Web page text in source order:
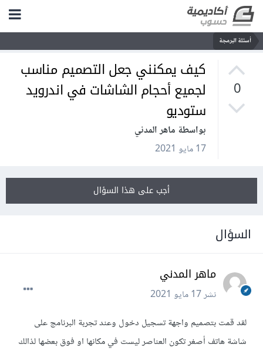
أسئلة البرمجة
0
كيف يمكنني جعل التصميم مناسب
لجميع أحجام الشاشات في اندرويد
ستوديو
بواسطة ماهر المدني
17 مايو 2021
أجب على هذا السؤال
السؤال
ماهر المدني
نشر17 مايو 2021
لقد قمت بتصميم واجهة تسجيل دخول وعند تجربة البرنامج على
شاشة هاتف أصغر تكون العناصر ليست في مكانها او فوق بعضها لذالك